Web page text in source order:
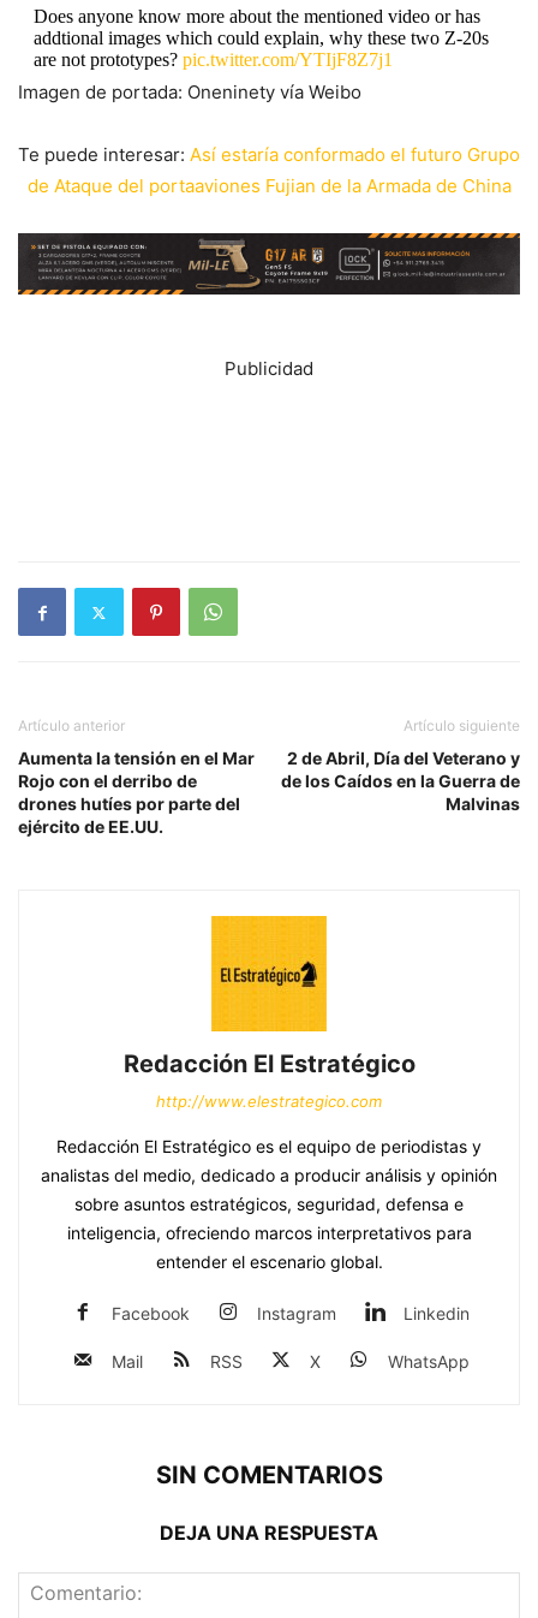
Does anyone know more about the mentioned video or has
addtional images which could explain, why these two Z-20s
are not prototypes? pic.twitter.com/YTIjF8Z7j1
Imagen de portada: Oneninety vía Weibo
Te puede interesar: Así estaría conformado el futuro Grupo
de Ataque del portaaviones Fujian de la Armada de China
Publicidad
Artículo anterior
Aumenta la tensión en el Mar
Rojo con el derribo de
drones hutíes por parte del
ejército de EE.UU.
Artículo siguiente
2 de Abril, Día del Veterano y
de los Caídos en la Guerra de
Malvinas
Redacción El Estratégico
http://www.elestrategico.com
Redacción El Estratégico es el equipo de periodistas y
analistas del medio, dedicado a producir análisis y opinión
sobre asuntos estratégicos, seguridad, defensa e
inteligencia, ofreciendo marcos interpretativos para
entender el escenario global.
Facebook Instagram Linkedin
Mail RSS X WhatsApp
SIN COMENTARIOS
DEJA UNA RESPUESTA